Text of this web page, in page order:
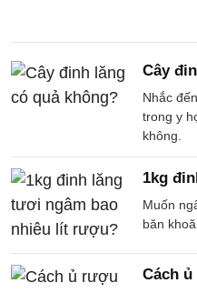
Cây
Nhắc
trong y
không.
1kg
Muốn
băn
Cách